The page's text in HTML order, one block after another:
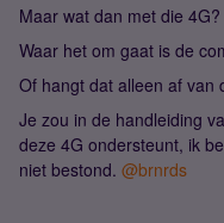
Maar wat dan met die 4G?
Waar het om gaat is de
Of hangt dat alleen af van
Je zou in de handleiding
deze 4G ondersteunt, ik
niet bestond. @brnrds